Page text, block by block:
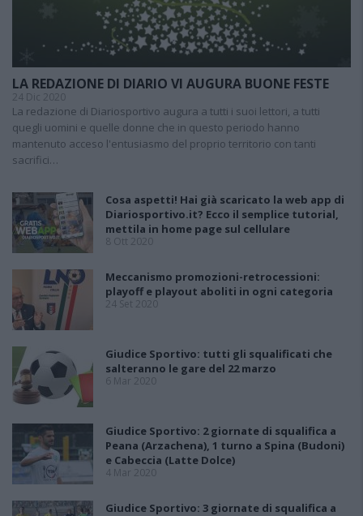
LA REDAZIONE DI DIARIO VI AUGURA BUONE FESTE
24 Dic 2020
La redazione di Diariosportivo augura a tutti i suoi lettori, a tutti
quegli uomini e quelle donne che in questo periodo hanno
mantenuto acceso l'entusiasmo del proprio territorio con tanti
sacrifici…
Cosa aspetti! Hai già scaricato la web app di
Diariosportivo.it? Ecco il semplice tutorial,
mettila in home page sul cellulare
8 Ott 2020
Meccanismo promozioni-retrocessioni:
playoff e playout aboliti in ogni categoria
24 Set 2020
Giudice Sportivo: tutti gli squalificati che
salteranno le gare del 22 marzo
6 Mar 2020
Giudice Sportivo: 2 giornate di squalifica a
Peana (Arzachena), 1 turno a Spina (Budoni)
e Cabeccia (Latte Dolce)
4 Mar 2020
Giudice Sportivo: 3 giornate di squalifica a